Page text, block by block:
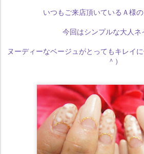
いつもご来店頂いているＡ様
今回はシンプルな大人ネ
ヌーディーなベージュがとってもキレイ
＾）